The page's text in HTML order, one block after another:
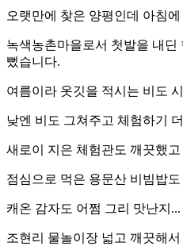
오랫만에 찾은 양평인데 아침
녹색농촌마을로서 첫발을 내딘
뻤습니다.
여름이라 옷깃을 적시는 비도
낮엔 비도 그쳐주고 체험하기
새로이 지은 체험관도 깨끗했고
점심으로 먹은 용문산 비빔밥
캐온 감자도 어쩜 그리 맛난지...
조현리 물놀이장 넓고 깨끗해